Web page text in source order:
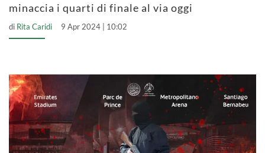
minaccia i quarti di finale al via oggi
di Rita Caridi 9 Apr 2024 | 10:02